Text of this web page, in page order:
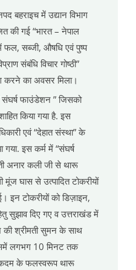
बहराइच में उद्यान विभाग
की गई “भारत – नेपाल
में फल, सब्जी, औषधि एवं पुष्प
संबंधि विचार गोष्ठी”
करने का अवसर मिला।
फाउंडेशन ” जिसको
किया गया है. इस
एवं “देहात संस्था” के
गया. इस कर्म में “संघर्ष
अनार कली जी से थारू
मूंज घास से उत्पादित टोकरीयों
इन टोकरीयों को डिज़ाइन,
सुझाव दिए गए व उत्तराखंड में
की श्रीमती सुमन के साथ
लगभग 10 मिनट तक
कदम के फलस्वरूप थारू